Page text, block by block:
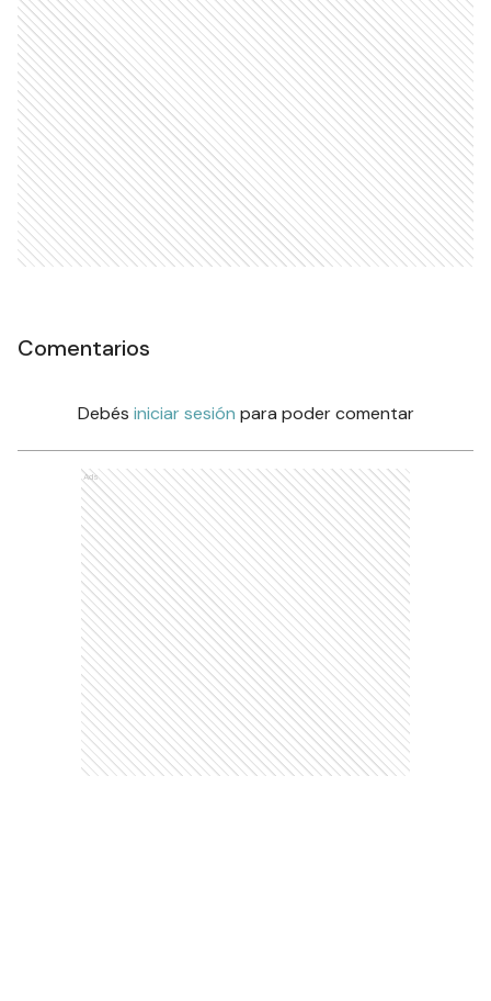
Comentarios
Debés iniciar sesión para poder comentar
Ads